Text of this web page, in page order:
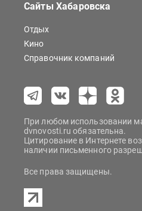
Сайты Хабаровска
Отдых
Кино
Справочник компаний
При любом использовании
dvnovosti.ru обязательна.
Цитирование в Интернете
наличии письменного
Все права защищены.